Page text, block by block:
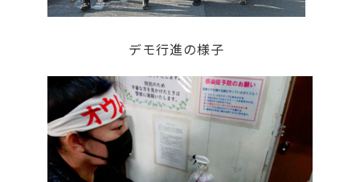
デモ行進の様子